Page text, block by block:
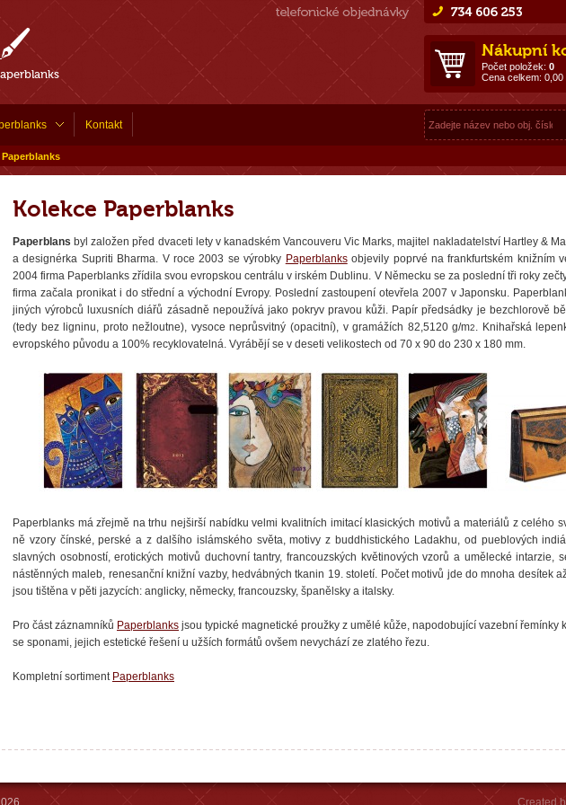
Nákupní
Počet položek: 0
Cena celkem: 0,00
Kontakt
Kolekce Paperblanks
Paperblans byl založen před dvaceti lety v kanadském Vancouveru Vic Marks, majitel nakladatelství Hartley &
a designérka Supriti Bharma. V roce 2003 se výrobky Paperblanksobjevily poprvé na frankfurtském knižním
2004 firma Paperblanks zřídila svou evropskou centrálu v irském Dublinu. V Německu se za poslední tři roky
firma začala pronikat i do střední a východní Evropy. Poslední zastoupení otevřela 2007 v Japonsku.
jiných výrobců luxusních diářů zásadně nepoužívá jako pokryv pravou kůži. Papír předsádky je bezchlorově
(tedy bez ligninu, proto nežloutne), vysoce neprůsvitný (opacitní), v gramážích 82,5120 g/m2. Knihařská
evropského původu a 100% recyklovatelná. Vyrábějí se v deseti velikostech od 70 x 90 do 230 x 180 mm.
Paperblanks má zřejmě na trhu nejširší nabídku velmi kvalitních imitací klasických motivů a materiálů z celého
ně vzory čínské, perské a z dalšího islámského světa, motivy z buddhistického Ladakhu, od pueblových
slavných osobností, erotických motivů duchovní tantry, francouzských květinových vzorů a umělecké intarzie,
nástěnných maleb, renesanční knižní vazby, hedvábných tkanin 19. století. Počet motivů jde do mnoha desítek
jsou tištěna v pěti jazycích: anglicky, německy, francouzsky, španělsky a italsky.
Pro část záznamníků Paperblanks jsou typické magnetické proužky z umělé kůže, napodobující vazební řemínky
se sponami, jejich estetické řešení u užších formátů ovšem nevychází ze zlatého řezu.
Kompletní sortiment Paperblanks
Created